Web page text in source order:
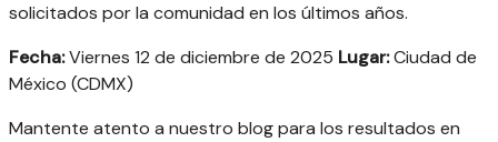
solicitados por la comunidad en los últimos años.
Fecha:Viernes 12 de diciembre de 2025 Lugar:Ciudad de
México (CDMX)
Mantente atento a nuestro blog para los resultados en